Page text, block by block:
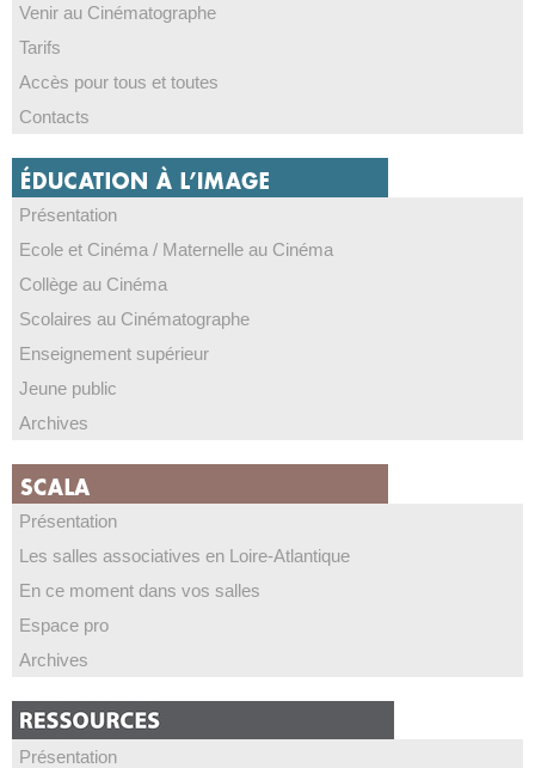
Venir au Cinématographe
Tarifs
Accès pour tous et toutes
Contacts
Présentation
Ecole et Cinéma / Maternelle au Cinéma
Collège au Cinéma
Scolaires au Cinématographe
Enseignement supérieur
Jeune public
Archives
Présentation
Les salles associatives en Loire-Atlantique
En ce moment dans vos salles
Espace pro
Archives
Présentation